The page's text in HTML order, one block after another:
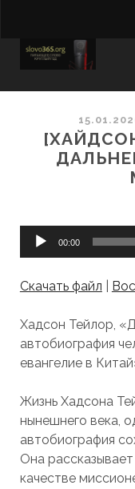
Аудиоплеер
00:00
Скачать файл
Хадсон Тейлор,
автобиография
евангелие в
Жизнь Хадсона
нынешнего века,
автобиография
Она
качестве